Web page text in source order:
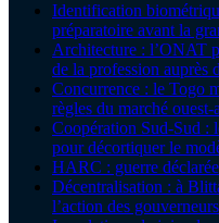
Identification
préparatoire avant la
Architecture : l’ONAT
de la profession auprès
Concurrence : le Togo
règles du marché
Coopération Sud-Sud :
pour décortiquer le
HARC : guerre
Décentralisation : à
l’action des